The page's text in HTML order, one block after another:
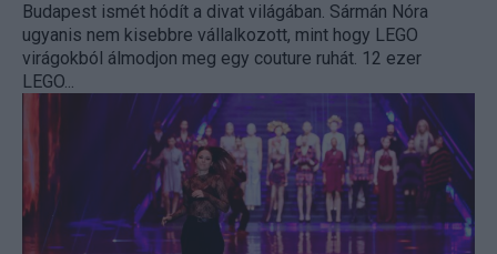
Budapest ismét hódít a divat világában. Sármán Nóra
ugyanis nem kisebbre vállalkozott, mint hogy LEGO
virágokból álmodjon meg egy couture ruhát. 12 ezer
LEGO...